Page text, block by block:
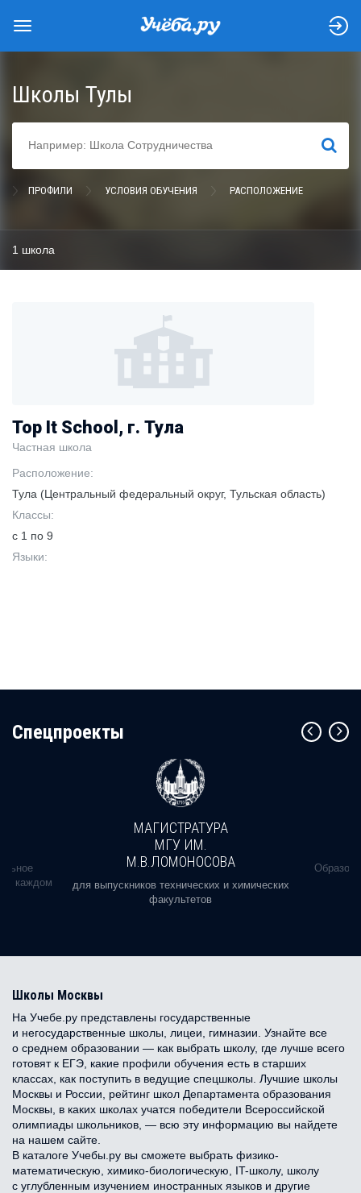
Школы Тулы
НАЙТИ
ПРОФИЛИ УСЛОВИЯ ОБУЧЕНИЯ РАСПОЛОЖЕНИЕ
1 школа
Top It School, г. Тула
Частная школа
Расположение:
Тула (Центральный федеральный округ, Тульская область)
Классы:
с 1 по 9
Языки:
Cпецпроекты
в каждом
МАГИСТРАТУРА
МГУ ИМ.
М.В.ЛОМОНОСОВА
для выпускников технических и химических
факультетов
Школы Москвы
На Учебе.ру представлены государственные
и негосударственные школы, лицеи, гимназии. Узнайте все
о среднем образовании — как выбрать школу, где лучше всего
готовят к ЕГЭ, какие профили обучения есть в старших
классах, как поступить в ведущие спецшколы. Лучшие школы
Москвы и России, рейтинг школ Департамента образования
Москвы, в каких школах учатся победители Всероссийской
олимпиады школьников, — всю эту информацию вы найдете
на нашем сайте.
В каталоге Учебы.ру вы сможете выбрать физико-
математическую, химико-биологическую, IT-школу, школу
с углубленным изучением иностранных языков и другие